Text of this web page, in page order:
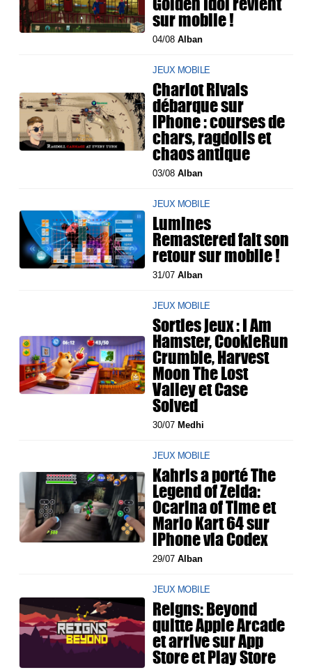
sur mobile !
04/08Alban
JEUX MOBILE
Chariot Rivals
débarque sur
iPhone : courses de
chars, ragdolls et
chaos antique
03/08Alban
JEUX MOBILE
Lumines
Remastered fait son
retour sur mobile !
31/07Alban
JEUX MOBILE
Sorties jeux : I Am
Hamster, CookieRun
Crumble, Harvest
Moon The Lost
Valley et Case
Solved
30/07Medhi
JEUX MOBILE
Kahris a porté The
Legend of Zelda:
Ocarina of Time et
Mario Kart 64 sur
iPhone via Codex
29/07Alban
JEUX MOBILE
Reigns: Beyond
quitte Apple Arcade
et arrive sur App
Store et Play Store